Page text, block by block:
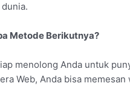
Metode Berikutnya?
menolong Anda untuk
Web, Anda bisa